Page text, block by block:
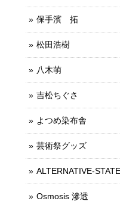
保手濱 拓
松田浩樹
八木萌
吉松ちぐさ
よつめ染布舎
芸術祭グッズ
ALTERNATIVE-STATE
Osmosis 滲透